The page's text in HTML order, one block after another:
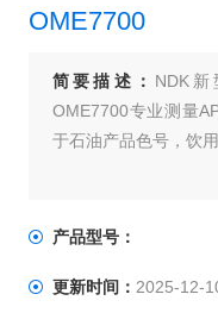
OME7700
简要描述： NDK
OME7700专业测量
于石油产品色号，饮
产品型号：
更新时间： 2025-12-